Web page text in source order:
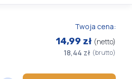
Twoja cena:
14,99 zł (netto)
18,44 zł (brutto)